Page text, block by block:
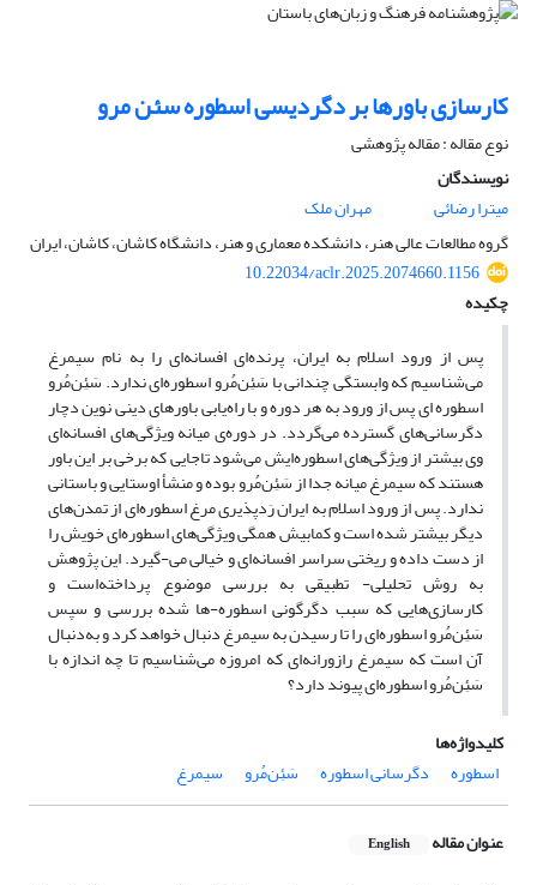
کارسازی باورها بر دگردیسی اسطوره سئن مرو
نوع مقاله : مقاله پژوهشی
نویسندگان
میترا رضائی
مهران ملک
گروه مطالعات عالی هنر، دانشکده معماری و هنر، دانشگاه کاشان، کاشان، ایران
10.22034/aclr.2025.2074660.1156
چکیده
پس از ورود اسلام به ایران، پرنده‌ای افسانه‌ای را به نام سیمرغ
می‌شناسیم که وابستگی چندانی با سَئِن‌مُرو اسطوره‌ای ندارد. سَئِن‌مُرو
اسطوره ای پس از ورود به هر دوره و با راه‌یابی باورهای دینی نوین دچار
دگرسانی‌های گسترده می‌گردد. در دوره‌ی میانه ویژگی‌های افسانه‌ای
وی بیشتر از ویژگی‌های اسطوره‌ایش می‌شود تاجایی که برخی بر این باور
هستند که سیمرغ میانه جدا از سَئِن‌مُرو بوده و منشأ اوستایی و باستانی
ندارد. پس از ورود اسلام به ایران رَدپذیری مرغ اسطوره‌ای از تمدن‌های
دیگر بیشتر شده است و کمابیش همگی ویژگی‌های اسطوره‌ای خویش را
از دست داده و ریختی سراسر افسانه‌ای و خیالی می-گیرد. این پژوهش
به روش تحلیلی- تطبیقی به بررسی موضوع پرداخته‌است و
کارسازی‌هایی که سبب دگرگونی اسطوره-ها شده بررسی و سپس
سَئِن‌مُرو اسطوره‌ای را تا رسیدن به سیمرغ دنبال خواهد کرد و به‌دنبال
آن است که سیمرغ رازورانه‌ای که امروزه می‌شناسیم تا چه اندازه با
سَئِن‌مُرو اسطوره‌ای پیوند دارد؟
کلیدواژه‌ها
اسطوره
دگرسانی اسطوره سَئِن‌مُرو سیمرغ
عنوان مقاله English